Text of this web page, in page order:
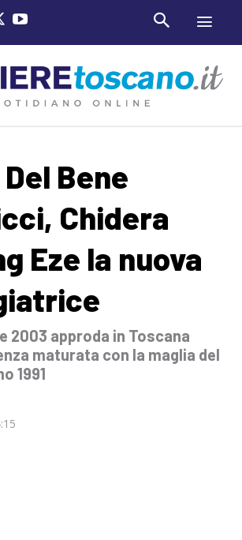
Bene
Chidera
Eze la nuova
2003 approda in Toscana
maturata con la maglia del
1991